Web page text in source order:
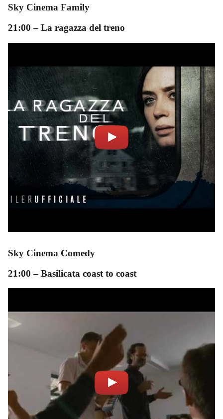
Sky Cinema Family
21:00– La ragazza del treno
Sky Cinema Comedy
21:00– Basilicata coast to coast